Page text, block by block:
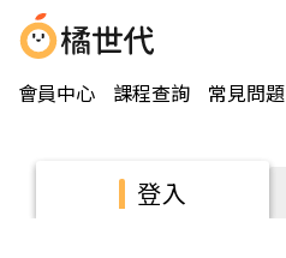
會員中心 課程查詢 常見問題
登入